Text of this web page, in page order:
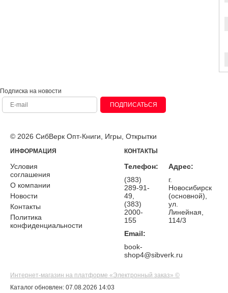
Подписка на новости
ПОДПИСАТЬСЯ
© 2026 СибВерк Опт-Книги, Игры, Открытки
ИНФОРМАЦИЯ
Условия
соглашения
О компании
Новости
Контакты
Политика
конфиденциальности
КОНТАКТЫ
Телефон:
(383)
289-91-
49,
(383)
2000-
155
Email:
book-
shop4@sibverk.ru
Адрес:
г.
Новосибирск
(основной),
ул.
Линейная,
114/3
Интернет-магазин на платформе «Электронный заказ» ©
Каталог обновлен: 07.08.2026 14:03